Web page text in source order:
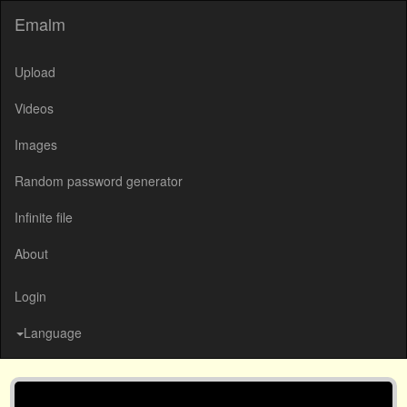
Emalm
Upload
Videos
Images
Random password generator
Infinite file
About
Login
Language